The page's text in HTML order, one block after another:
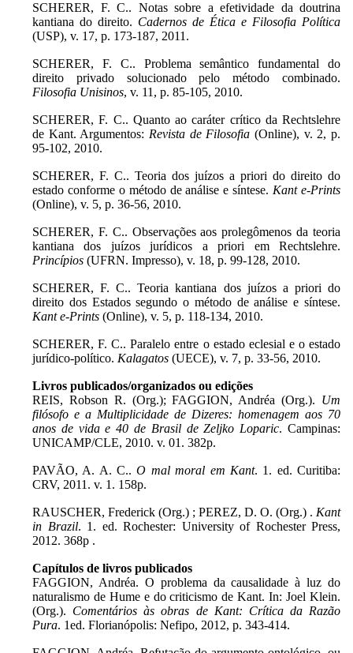
SCHERER, F. C.. Notas sobre a efetividade da doutrina
kantiana do direito. Cadernos de Ética e Filosofia Política
(USP), v. 17, p. 173-187, 2011.
SCHERER, F. C.. Problema semântico fundamental do
direito privado solucionado pelo método combinado.
Filosofia Unisinos, v. 11, p. 85-105, 2010.
SCHERER, F. C.. Quanto ao caráter crítico da Rechtslehre
de Kant. Argumentos: Revista de Filosofia (Online), v. 2, p.
95-102, 2010.
SCHERER, F. C.. Teoria dos juízos a priori do direito do
estado conforme o método de análise e síntese. Kant e-Prints
(Online), v. 5, p. 36-56, 2010.
SCHERER, F. C.. Observações aos prolegômenos da teoria
kantiana dos juízos jurídicos a priori em Rechtslehre.
Princípios (UFRN. Impresso), v. 18, p. 99-128, 2010.
SCHERER, F. C.. Teoria kantiana dos juízos a priori do
direito dos Estados segundo o método de análise e síntese.
Kant e-Prints (Online), v. 5, p. 118-134, 2010.
SCHERER, F. C.. Paralelo entre o estado eclesial e o estado
jurídico-político. Kalagatos (UECE), v. 7, p. 33-56, 2010.
Livros publicados/organizados ou edições
REIS, Robson R. (Org.); FAGGION, Andréa (Org.). Um
filósofo e a Multiplicidade de Dizeres: homenagem aos 70
anos de vida e 40 de Brasil de Zeljko Loparic. Campinas:
UNICAMP/CLE, 2010. v. 01. 382p.
PAVÃO, A. A. C..O mal moral em Kant. 1. ed.Curitiba:
CRV, 2011. v. 1. 158p.
RAUSCHER, Frederick (Org.) ; PEREZ, D. O. (Org.) . Kant
in Brazil. 1. ed. Rochester: University of Rochester Press,
2012. 368p .
Capítulos de livros publicados
FAGGION, Andréa. O problema da causalidade à luz do
naturalismo de Hume e do criticismo de Kant. In: Joel Klein.
(Org.). Comentários às obras de Kant: Crítica da Razão
Pura. 1ed. Florianópolis: Nefipo, 2012, p. 343-414.